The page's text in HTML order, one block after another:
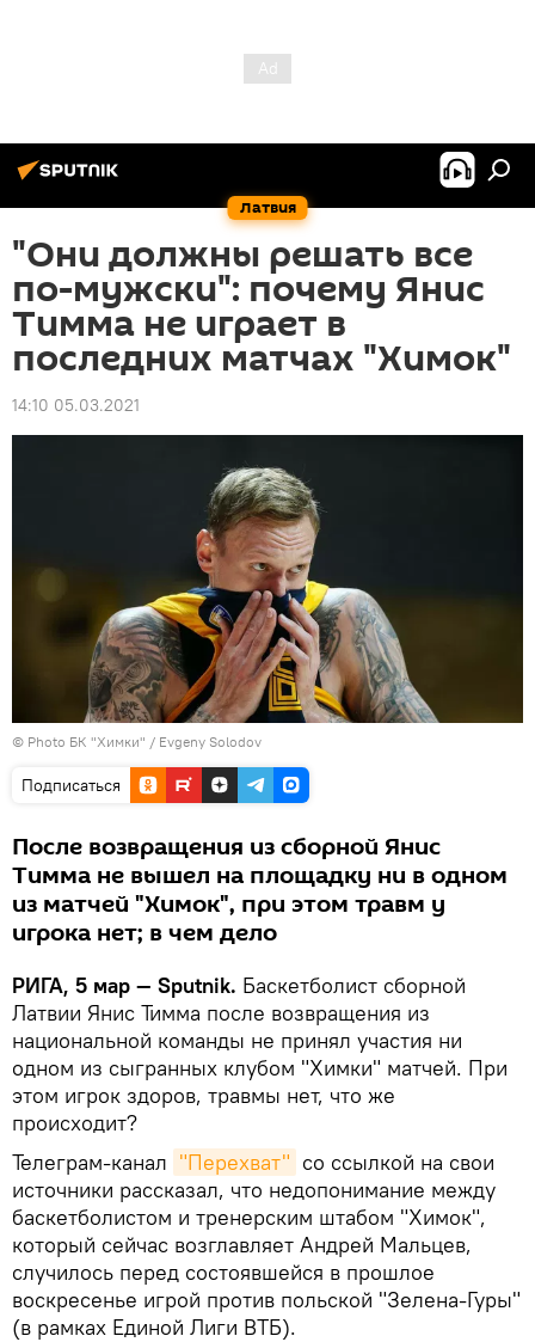
Латвия
"Они должны решать все
по-мужски": почему Янис
Тимма не играет в
последних матчах "Химок"
14:10 05.03.2021
© Photo БК "Химки" / Evgeny Solodov
Подписаться
После возвращения из сборной Янис
Тимма не вышел на площадку ни в одном
из матчей "Химок", при этом травм у
игрока нет; в чем дело
РИГА, 5 мар — Sputnik. Баскетболист сборной
Латвии Янис Тимма после возвращения из
национальной команды не принял участия ни
одном из сыгранных клубом "Химки" матчей. При
этом игрок здоров, травмы нет, что же
происходит?
Телеграм-канал "Перехват" со ссылкой на свои
источники рассказал, что недопонимание между
баскетболистом и тренерским штабом "Химок",
который сейчас возглавляет Андрей Мальцев,
случилось перед состоявшейся в прошлое
воскресенье игрой против польской "Зелена-Гуры"
(в рамках Единой Лиги ВТБ).